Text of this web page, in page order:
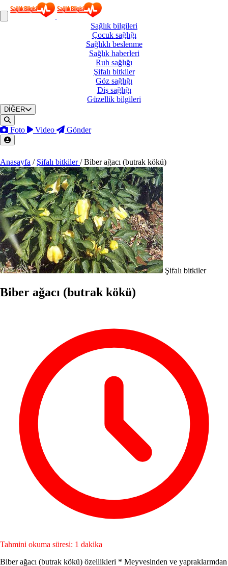
Sağlık bilgileri
Çocuk sağlığı
Sağlıklı beslenme
Sağlık haberleri
Ruh sağlığı
Şifalı bitkiler
Göz sağlığı
Diş sağlığı
Güzellik bilgileri
DİĞER
Foto Video Gönder
Anasayfa / Şifalı bitkiler/ Biber ağacı (butrak kökü)
Şifalı bitkiler
Biber ağacı (butrak kökü)
Tahmini okuma süresi: 1 dakika
Biber ağacı (butrak kökü) özellikleri * Meyvesinden ve yapraklarmdan